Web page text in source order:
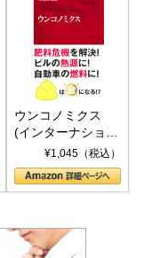
ウンコノミクス
(インターナショナ
ル新書)¥1,045（税込）